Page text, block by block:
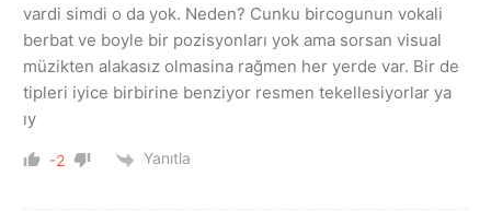
vardi simdi o da yok. Neden? Cunku bircogunun vokali
berbat ve boyle bir pozisyonları yok ama sorsan visual
müzikten alakasız olmasina rağmen her yerde var. Bir de
tipleri iyice birbirine benziyor resmen tekellesiyorlar ya
ıy
-2 Yanıtla